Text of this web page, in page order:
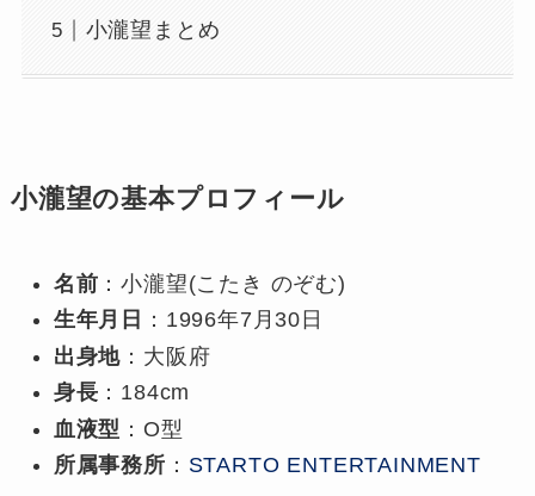
小瀧望まとめ
小瀧望の基本プロフィール
名前 ：小瀧望(こたき のぞむ)
生年月日
：1996年7月30日
出身地 ：大阪府
身長 ：184cm
血液型 ：O型
所属事務所 ： STARTO ENTERTAINMENT